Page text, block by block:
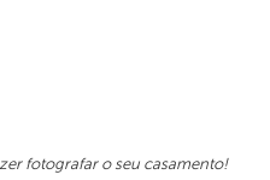
fotografar o seu casamento!